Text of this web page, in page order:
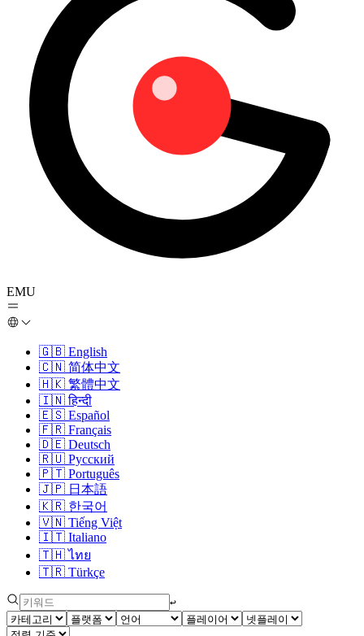
EMU
🇬🇧 English
🇨🇳 简体中文
🇭🇰 繁體中文
🇮🇳 हिन्दी
🇪🇸 Español
🇫🇷 Français
🇩🇪 Deutsch
🇷🇺 Русский
🇵🇹 Português
🇯🇵 日本語
🇰🇷 한국어
🇻🇳 Tiếng Việt
🇮🇹 Italiano
🇹🇭 ไทย
🇹🇷 Türkçe
↩︎